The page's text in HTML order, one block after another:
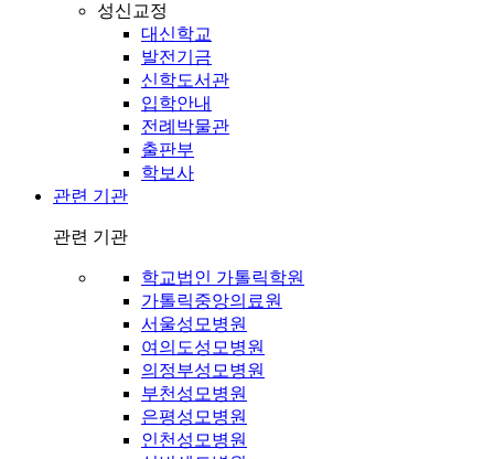
성신교정
대신학교
발전기금
신학도서관
입학안내
전례박물관
출판부
학보사
관련 기관
관련 기관
학교법인 가톨릭학원
가톨릭중앙의료원
서울성모병원
여의도성모병원
의정부성모병원
부천성모병원
은평성모병원
인천성모병원